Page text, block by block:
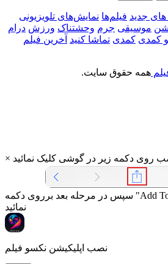
جدید فیلم‌ها نمایش‌های تلویزیونی
موسیقی جرم وحشتناک ورزش درام
کمدی کمدی تماشا کنید آخرین فیلم
همه حقوق سایت.
× روی دکمه زیر در گوشی کلیک نمائید
سپس در مرحله بعد برروی دکمه "Add To Home Screen" کلیک
نمائید
نصب اپلیکیشن نکسو فیلم